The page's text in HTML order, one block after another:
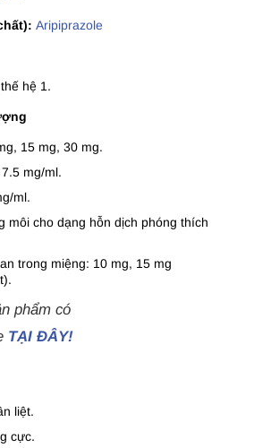
Aripiprazole
hệ 1.
15 mg, 30 mg.
mg/ml.
ml.
môi cho dạng hỗn dịch phóng thích
trong miệng: 10 mg, 15 mg
phẩm có
TẠI ĐÂY!
liệt.
cực.